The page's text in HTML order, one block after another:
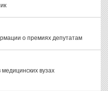
о премиях депутатам
вузах